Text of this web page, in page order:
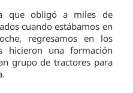
que obligó a miles de
cuando estábamos en
regresamos en los
hicieron una formación
grupo de tractores para